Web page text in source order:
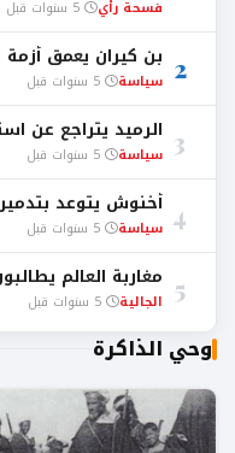
فسحة رأي
2 بن كيران يعمق أزمة
سياسة
3 الرميد يتراجع عن
سياسة
4 أخنوش يتوعد
سياسة
5 مغاربة العالم
الجالية
وحي الذاكرة